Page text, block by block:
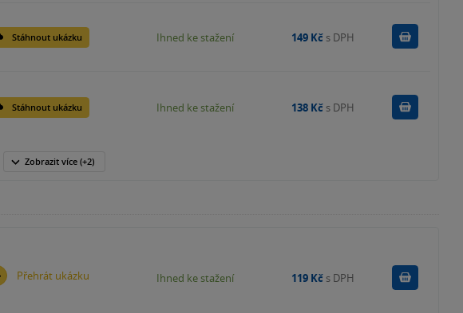
Stáhnout ukázku Ihned ke stažení 149 Kč s DPH Koupit
Stáhnout ukázku Ihned ke stažení 138 Kč s DPH Koupit
Zobrazit více (+2)
Přehrát ukázku Ihned ke stažení 119 Kč s DPH Koupit